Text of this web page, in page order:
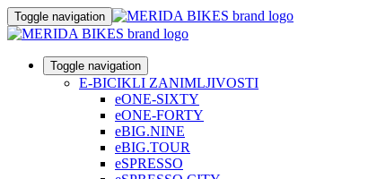
Toggle navigation
Toggle navigation
E-BICIKLI ZANIMLJIVOSTI
eONE-SIXTY
eONE-FORTY
eBIG.NINE
eBIG.TOUR
eSPRESSO